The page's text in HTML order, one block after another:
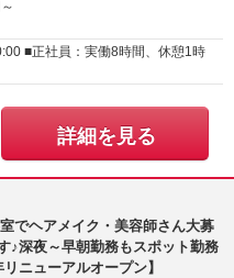
■正社員：実働8時間、休憩1時
詳細を見る
でヘアメイク・美容師さん大募
♪深夜～早朝勤務もスポット勤務
ニューアルオープン】